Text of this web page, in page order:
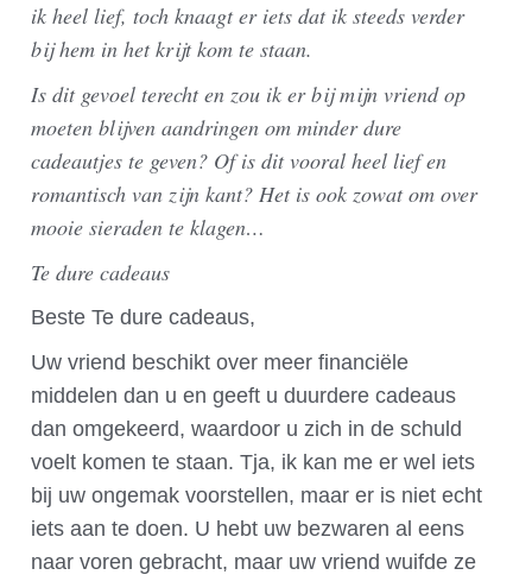
ik heel lief, toch knaagt er iets dat ik steeds verder
bij hem in het krijt kom te staan.
Is dit gevoel terecht en zou ik er bij mijn vriend op
moeten blijven aandringen om minder dure
cadeautjes te geven? Of is dit vooral heel lief en
romantisch van zijn kant? Het is ook zowat om over
mooie sieraden te klagen…
Te dure cadeaus
Beste Te dure cadeaus,
Uw vriend beschikt over meer financiële
middelen dan u en geeft u duurdere cadeaus
dan omgekeerd, waardoor u zich in de schuld
voelt komen te staan. Tja, ik kan me er wel iets
bij uw ongemak voorstellen, maar er is niet echt
iets aan te doen. U hebt uw bezwaren al eens
naar voren gebracht, maar uw vriend wuifde ze